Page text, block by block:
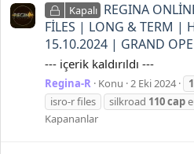
Kapalı REGINA
FİLES | LONG & TERM |
15.10.2024 | GRAND
--- içerik kaldırıldı ---
Regina-R Konu 2 Eki 2024
isro-r files
silkroad 110cap
Kapananlar